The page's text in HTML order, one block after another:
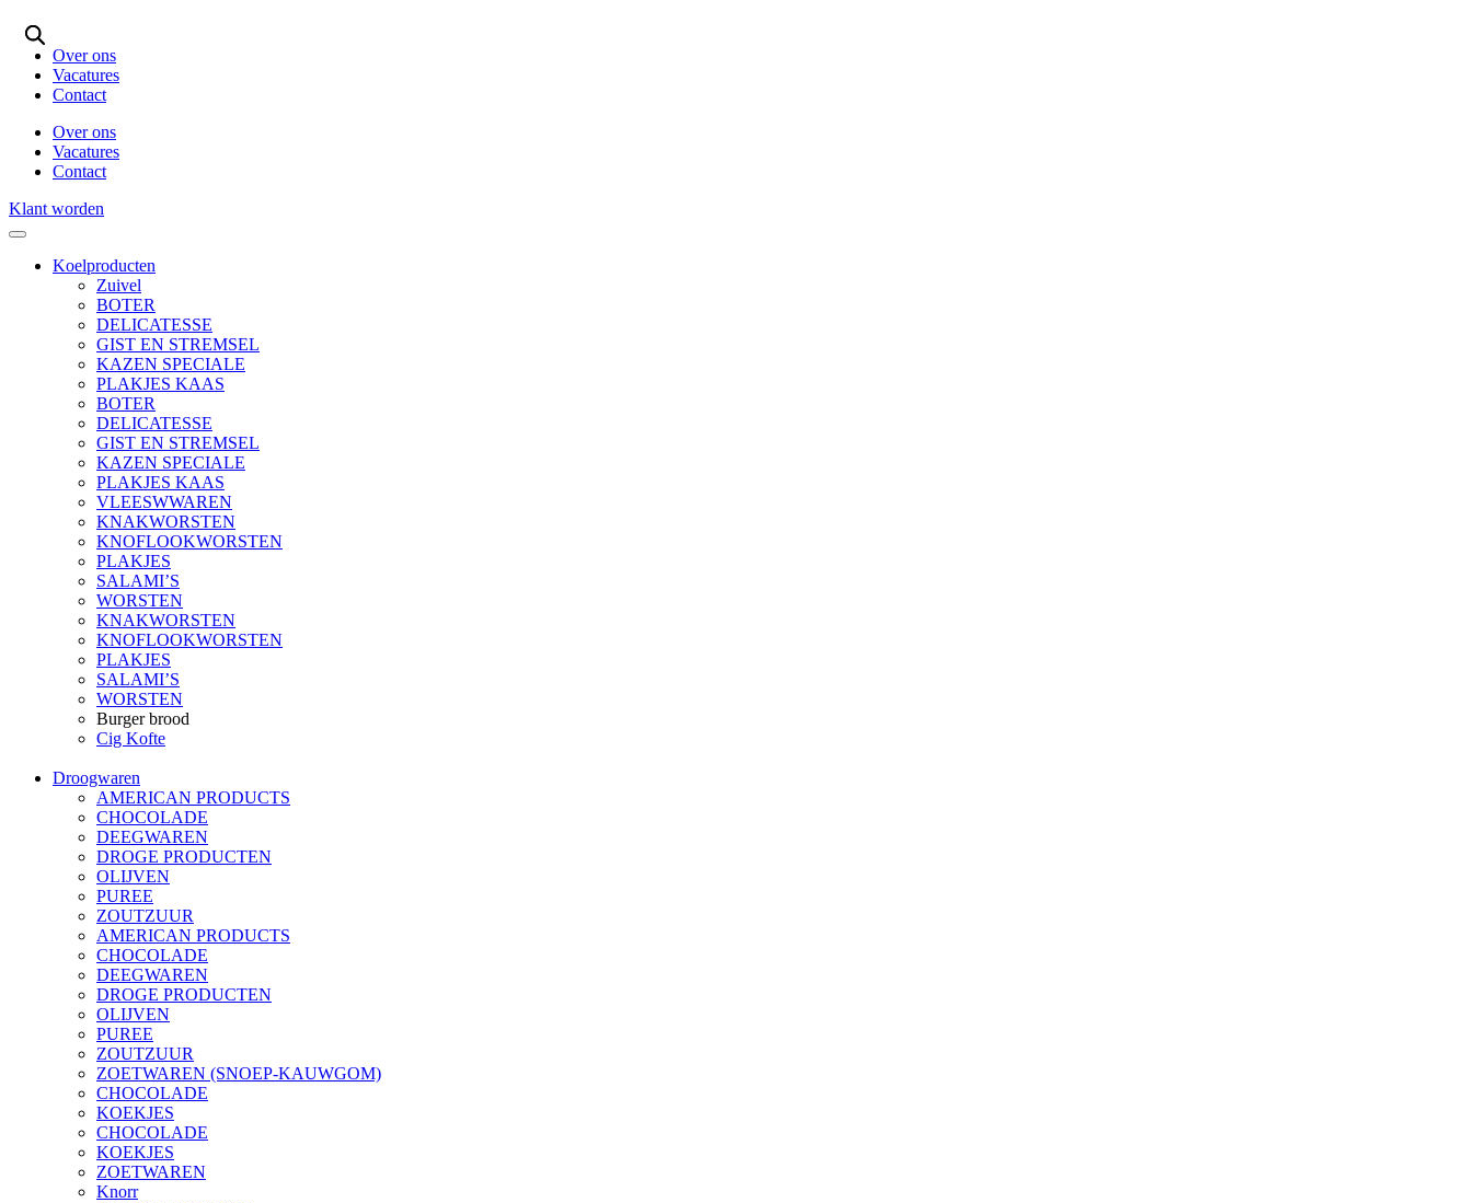
naar
inhoud
Over ons
Vacatures
Contact
Over ons
Vacatures
Contact
Klant worden
Koelproducten
Zuivel
BOTER
DELICATESSE
GIST EN STREMSEL
KAZEN SPECIALE
PLAKJES KAAS
BOTER
DELICATESSE
GIST EN STREMSEL
KAZEN SPECIALE
PLAKJES KAAS
VLEESWWAREN
KNAKWORSTEN
KNOFLOOKWORSTEN
PLAKJES
SALAMI’S
WORSTEN
KNAKWORSTEN
KNOFLOOKWORSTEN
PLAKJES
SALAMI’S
WORSTEN
Burger brood
Cig Kofte
Droogwaren
AMERICAN PRODUCTS
CHOCOLADE
DEEGWAREN
DROGE PRODUCTEN
OLIJVEN
PUREE
ZOUTZUUR
AMERICAN PRODUCTS
CHOCOLADE
DEEGWAREN
DROGE PRODUCTEN
OLIJVEN
PUREE
ZOUTZUUR
ZOETWAREN (SNOEP-KAUWGOM)
CHOCOLADE
KOEKJES
CHOCOLADE
KOEKJES
ZOETWAREN
Knorr